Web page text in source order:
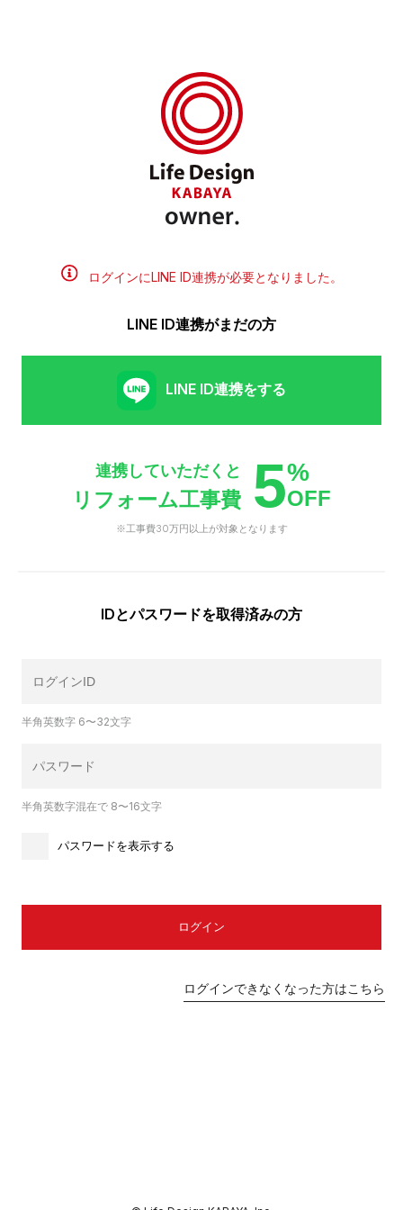
ログインにLINE ID連携が必要となりました。
LINE ID連携がまだの方
LINE ID連携をする
連携していただくと
リフォーム工事費 5%
OFF
※工事費30万円以上が対象となります
IDとパスワードを取得済みの方
半角英数字 6〜32文字
半角英数字混在で 8〜16文字
パスワードを表示する
ログイン
ログインできなくなった方はこちら